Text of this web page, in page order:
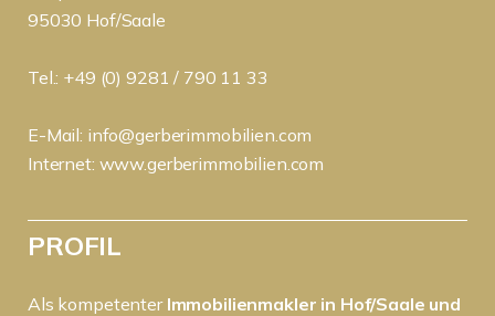
95030 Hof/Saale
Tel.: +49 (0) 9281 / 790 11 33
E-Mail: info@gerberimmobilien.com
Internet: www.gerberimmobilien.com
PROFIL
Als kompetenter Immobilienmakler in Hof/Saale und